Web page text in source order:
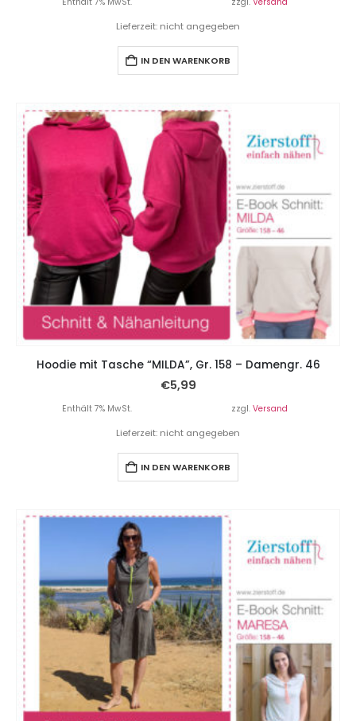
Lieferzeit: nicht angegeben
IN DEN WARENKORB
Hoodie mit Tasche “MILDA”, Gr. 158 – Damengr. 46
€5,99
Enthält 7% MwSt. zzgl. Versand
Lieferzeit: nicht angegeben
IN DEN WARENKORB